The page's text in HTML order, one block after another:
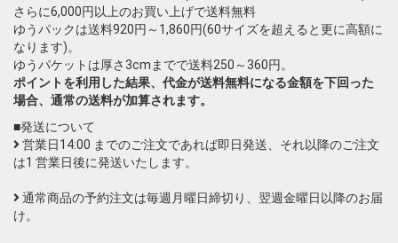
さらに6,000円以上のお買い上げで送料無料
ゆうパックは送料920円～1,860円(60サイズを超えると更に高額に
なります)。
ゆうパケットは厚さ3cmまでで送料250～360円。
ポイントを利用した結果、代金が送料無料になる金額を下回った
場合、通常の送料が加算されます。
■発送について
営業日14:00 までのご注文であれば即日発送、それ以降のご注文
は1 営業日後に発送いたします。
通常商品の予約注文は毎週月曜日締切り、翌週金曜日以降のお届
け。